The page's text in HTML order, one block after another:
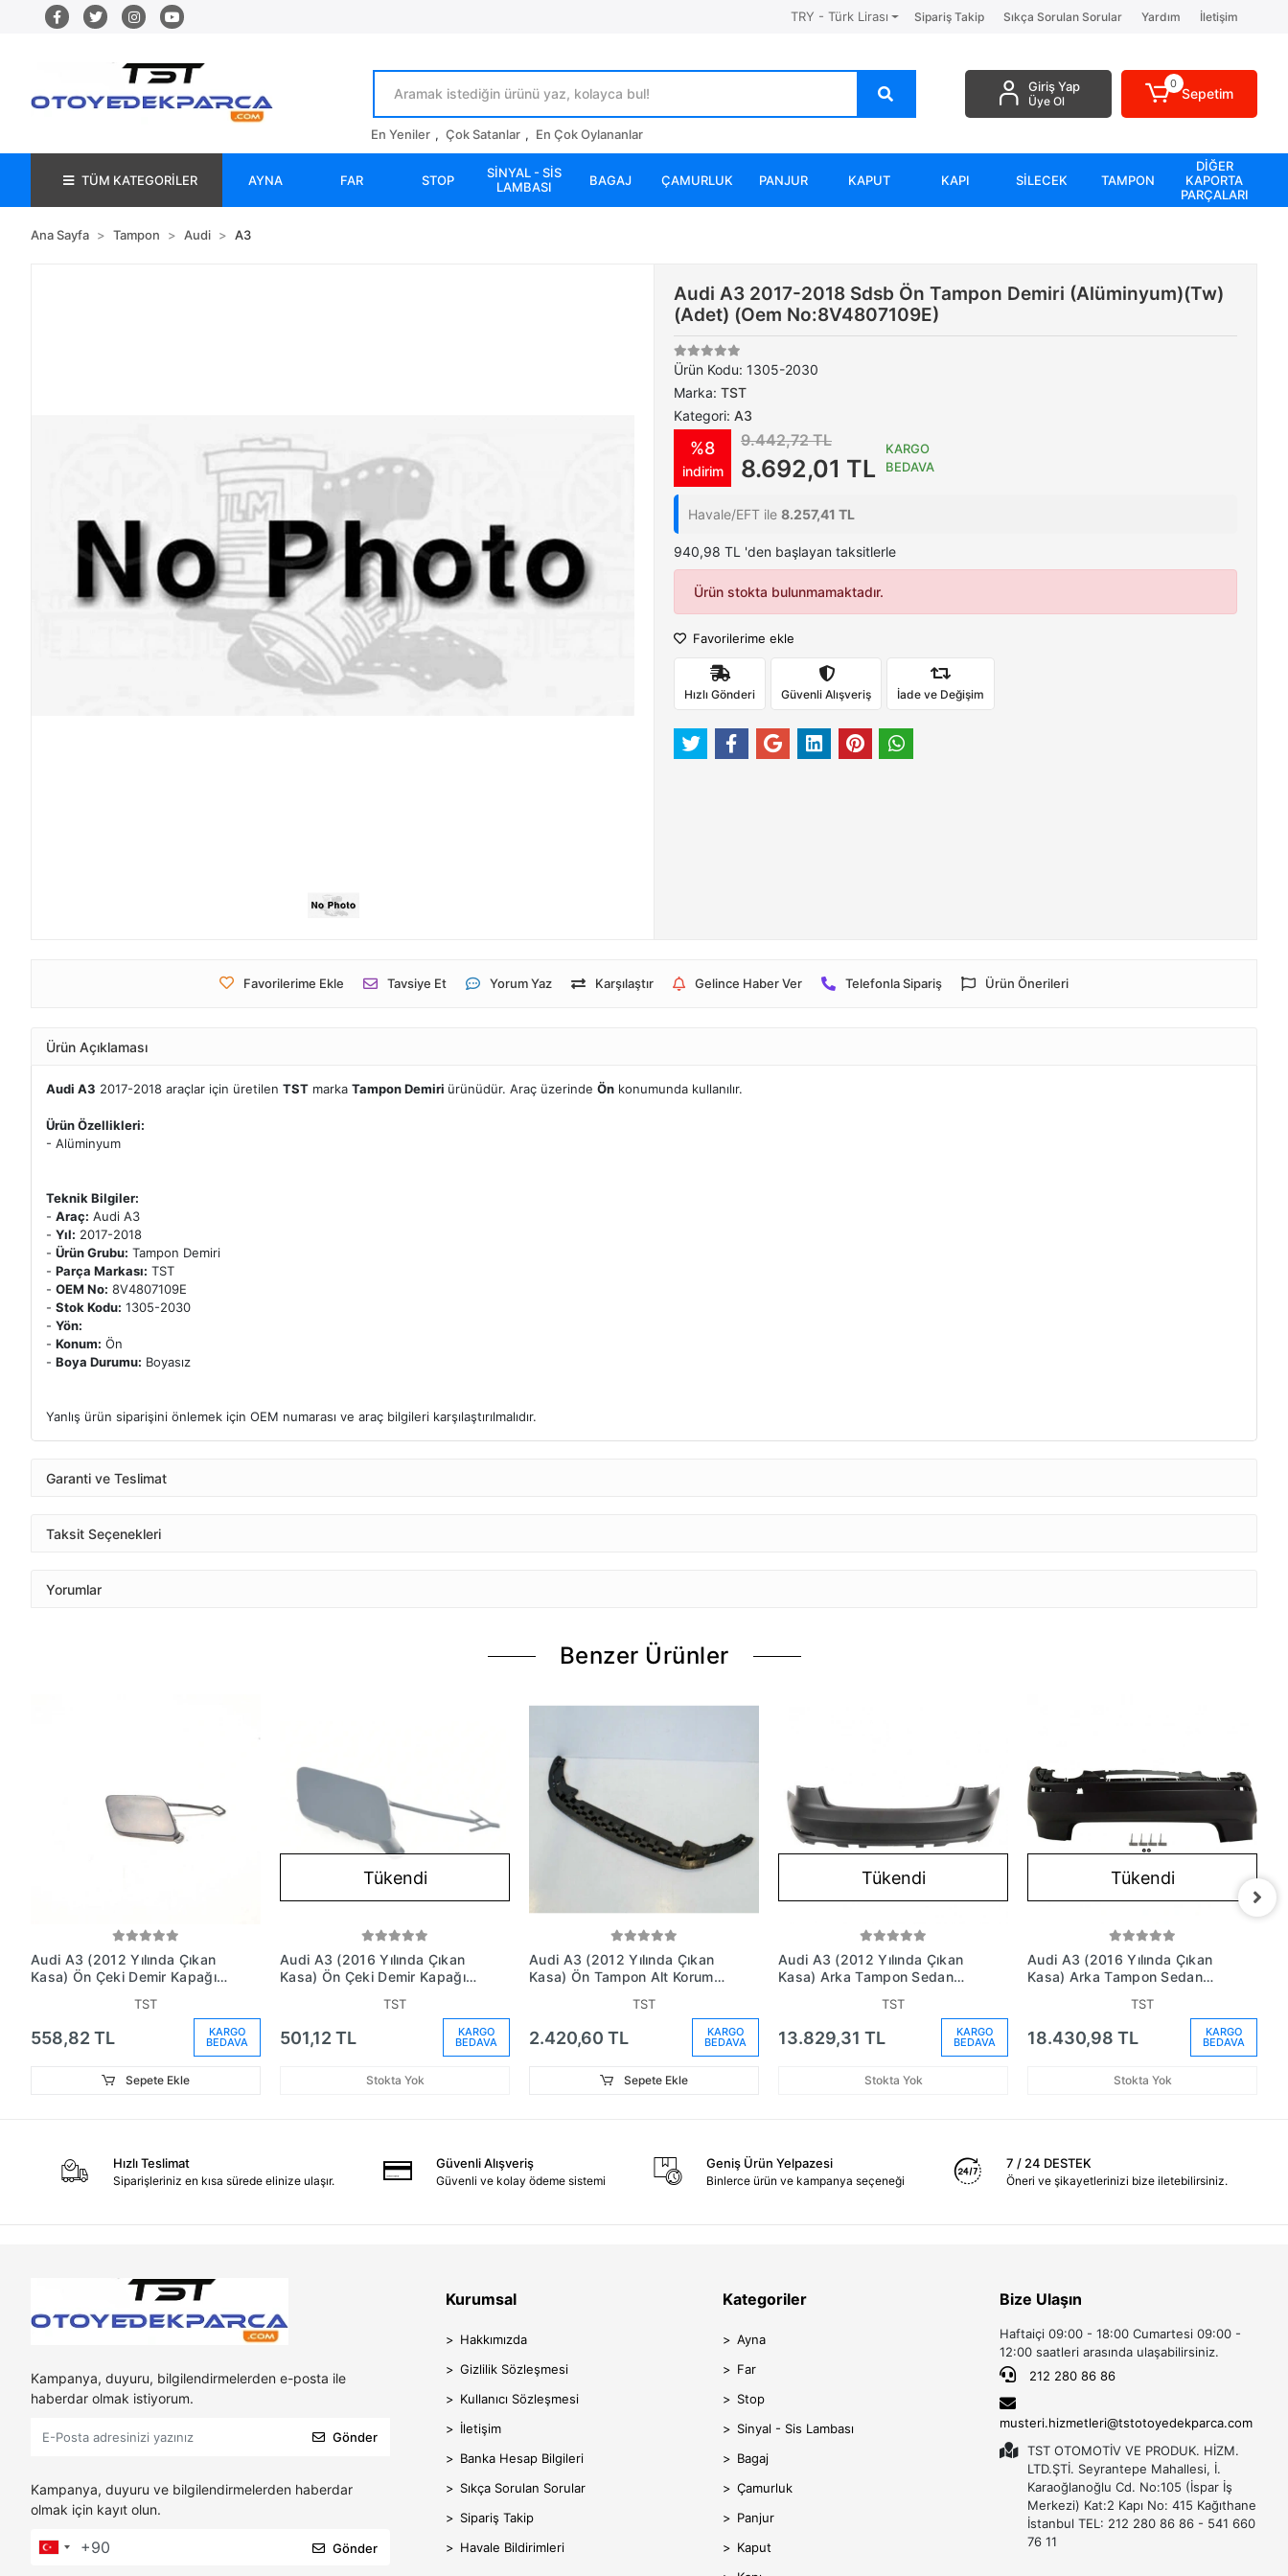
TRY - Türk Lirası Sipariş Takip Sıkça Sorulan Sorular Yardım İletişim
En Yeniler , Çok Satanlar , En Çok Oylananlar
Giriş Yap
Üye Ol
0
Sepetim
TÜM KATEGORİLER AYNA FAR STOP
SİNYAL - SİS
LAMBASI
BAGAJ ÇAMURLUK PANJUR KAPUT KAPI SİLECEK TAMPON
DİĞER
KAPORTA
PARÇALARI
Ana Sayfa Tampon Audi A3
Audi A3 2017-2018 Sdsb Ön Tampon Demiri (Alüminyum)(Tw)
(Adet) (Oem No:8V4807109E)
Ürün Kodu: 1305-2030
Marka: TST
Kategori: A3
%8
indirim
9.442,72 TL
8.692,01 TL
KARGO
BEDAVA
Havale/EFT ile 8.257,41 TL
940,98 TL 'den başlayan taksitlerle
Ürün stokta bulunmamaktadır.
Favorilerime ekle
Hızlı Gönderi Güvenli Alışveriş İade ve Değişim
Favorilerime Ekle Tavsiye Et Yorum Yaz Karşılaştır Gelince Haber Ver Telefonla Sipariş Ürün Önerileri
Ürün Açıklaması
Audi A3 2017-2018 araçlar için üretilen TST marka Tampon Demiri ürünüdür. Araç üzerinde Ön konumunda kullanılır.
Ürün Özellikleri:
- Alüminyum
Teknik Bilgiler:
- Araç: Audi A3
- Yıl: 2017-2018
- Ürün Grubu: Tampon Demiri
- Parça Markası: TST
- OEM No: 8V4807109E
- Stok Kodu: 1305-2030
- Yön:
- Konum: Ön
- Boya Durumu: Boyasız
Yanlış ürün siparişini önlemek için OEM numarası ve araç bilgileri karşılaştırılmalıdır.
Garanti ve Teslimat
Taksit Seçenekleri
Yorumlar
Benzer Ürünler
Audi A3 (2012 Yılında Çıkan
Kasa) Ön Çeki Demir Kapağı
TST
558,82 TL KARGO
BEDAVA
Sepete Ekle
Tükendi
Audi A3 (2016 Yılında Çıkan
Kasa) Ön Çeki Demir Kapağı
TST
501,12 TL KARGO
BEDAVA
Stokta Yok
Audi A3 (2012 Yılında Çıkan
Kasa) Ön Tampon Alt Koruma
TST
2.420,60 TL KARGO
BEDAVA
Sepete Ekle
Tükendi
Audi A3 (2012 Yılında Çıkan
Kasa) Arka Tampon Sedan
8V5807067Gru)TST
13.829,31 TL KARGO
BEDAVA
Stokta Yok
Tükendi
Audi A3 (2016 Yılında Çıkan
Kasa) Arka Tampon Sedan
8V5807067Fgru)TST
18.430,98 TL KARGO
BEDAVA
Stokta Yok
Hızlı Teslimat
Siparişleriniz en kısa sürede elinize ulaşır.
Güvenli Alışveriş
Güvenli ve kolay ödeme sistemi
Geniş Ürün Yelpazesi
Binlerce ürün ve kampanya seçeneği
7 / 24 DESTEK
Öneri ve şikayetlerinizi bize iletebilirsiniz.
Kampanya, duyuru, bilgilendirmelerden e-posta ile
haberdar olmak istiyorum.
Gönder
Kampanya, duyuru ve bilgilendirmelerden haberdar
olmak için kayıt olun.
Gönder
Kurumsal
Hakkımızda
Gizlilik Sözleşmesi
Kullanıcı Sözleşmesi
İletişim
Banka Hesap Bilgileri
Sıkça Sorulan Sorular
Sipariş Takip
Havale Bildirimleri
Kategoriler
Ayna
Far
Stop
Sinyal - Sis Lambası
Bagaj
Çamurluk
Panjur
Kaput
Bize Ulaşın
Haftaiçi 09:00 - 18:00 Cumartesi 09:00 -
12:00 saatleri arasında ulaşabilirsiniz.
212 280 86 86
musteri.hizmetleri@tstotoyedekparca.com
TST OTOMOTİV VE PRODUK. HİZM.
LTD.ŞTİ. Seyrantepe Mahallesi, İ.
Karaoğlanoğlu Cd. No:105 (İspar İş
Merkezi) Kat:2 Kapı No: 415 Kağıthane
İstanbul TEL: 212 280 86 86 - 541 660
76 11